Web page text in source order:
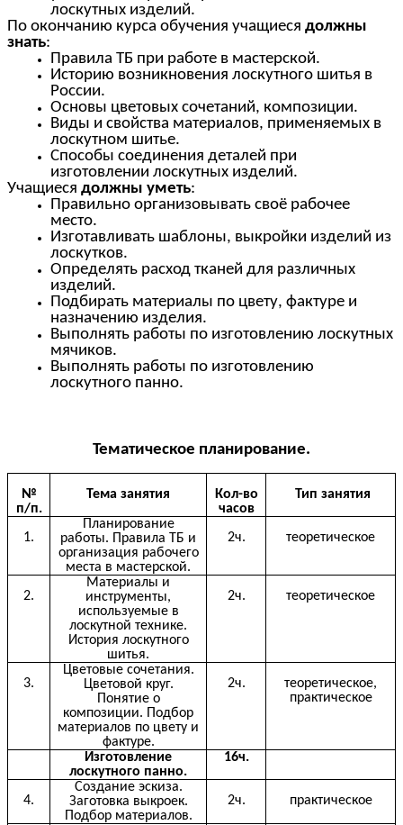
лоскутных изделий.
По окончанию курса обучения учащиеся должны
знать:
Правила ТБ при работе в мастерской.
Историю возникновения лоскутного шитья в
России.
Основы цветовых сочетаний, композиции.
Виды и свойства материалов, применяемых в
лоскутном шитье.
Способы соединения деталей при
изготовлении лоскутных изделий.
Учащиеся должны уметь:
Правильно организовывать своё рабочее
место.
Изготавливать шаблоны, выкройки изделий из
лоскутков.
Определять расход тканей для различных
изделий.
Подбирать материалы по цвету, фактуре и
назначению изделия.
Выполнять работы по изготовлению лоскутных
мячиков.
Выполнять работы по изготовлению
лоскутного панно.
Тематическое планирование.
№
п/п.
Тема занятия
Кол-во
часов
Тип занятия
1.
Планирование
работы. Правила ТБ и
организация рабочего
места в мастерской.
2ч. теоретическое
2.
Материалы и
инструменты,
используемые в
лоскутной технике.
История лоскутного
шитья.
2ч. теоретическое
3.
Цветовые сочетания.
Цветовой круг.
Понятие о
композиции. Подбор
материалов по цвету и
фактуре.
2ч.
теоретическое,
практическое
Изготовление
лоскутного панно.
16ч.
4.
Создание эскиза.
Заготовка выкроек.
Подбор материалов.
2ч. практическое